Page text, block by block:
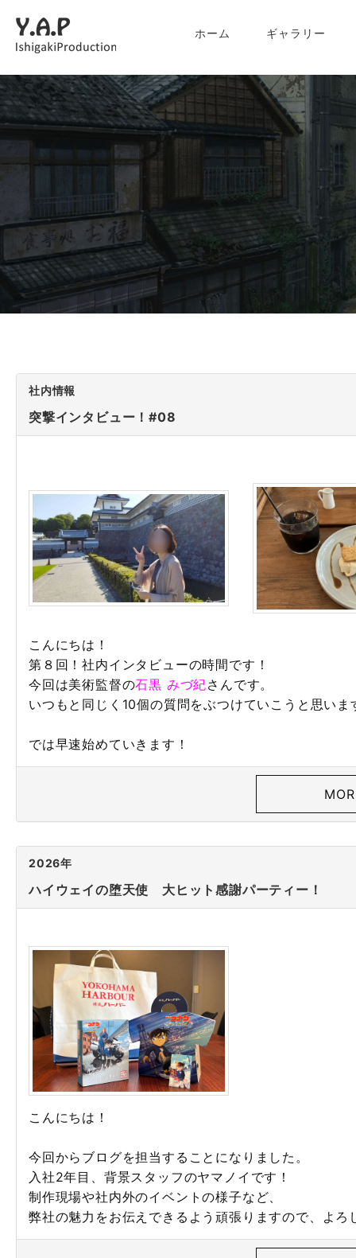
ホーム ギャラリー
社内情報
突撃インタビュー！#08
こんにちは！
第８回！社内インタビューの時間です！
今回は美術監督の石黒 みづ紀さんです。
いつもと同じく10個の質問をぶつけていこうと思いま
では早速始めていきます！
2026年
ハイウェイの堕天使 大ヒット感謝パーティー！
こんにちは！
今回からブログを担当することになりました。
入社2年目、背景スタッフのヤマノイです！
制作現場や社内外のイベントの様子など、
弊社の魅力をお伝えできるよう頑張りますので、よろ